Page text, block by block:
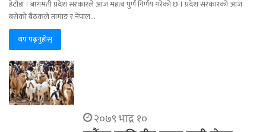
हेटौडा । बागमती प्रदेश सरकारले आज महत्व पुर्ण निर्णय गरेको छ । प्रदेश सरकारको आज
बसेको बैठकले तामाङ र नेपाल…
थप पढ्नुहोस्
२०७९ भाद्र १०